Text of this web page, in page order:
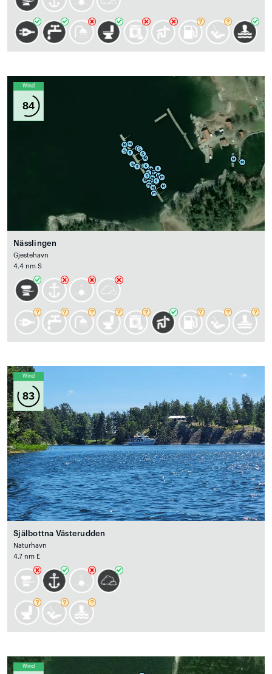
Wind
84
Nässlingen
Gjestehavn
4.4 nm S
Wind
83
Själbottna Västerudden
Naturhavn
4.7 nm E
Wind